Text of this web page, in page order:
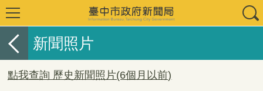
新聞照片
點我查詢 歷史新聞照片(6個月以前)